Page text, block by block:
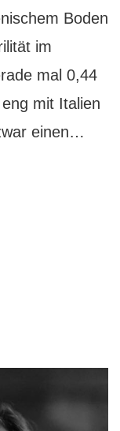
Boden
im
mal 0,44
mit Italien
einen…